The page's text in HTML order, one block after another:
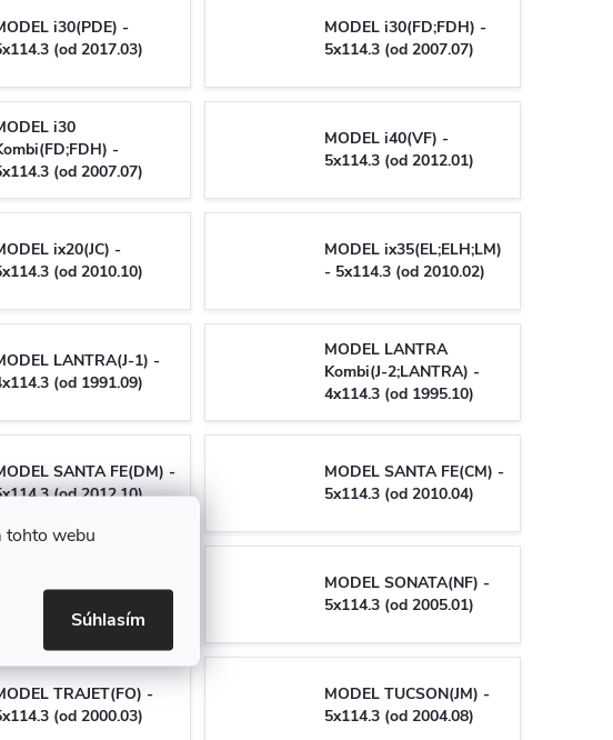
tohto webu
Súhlasím
i30(PDE) -
(od 2017.03)
MODEL i30(FD;FDH) -
5x114.3 (od 2007.07)
i30
-
(od 2007.07)
MODEL i40(VF) -
5x114.3 (od 2012.01)
ix20(JC) -
(od 2010.10)
MODEL ix35(EL;ELH;LM)
- 5x114.3 (od 2010.02)
LANTRA(J-1) -
(od 1991.09)
MODEL LANTRA
Kombi(J-2;LANTRA) -
4x114.3 (od 1995.10)
SANTA FE(DM) -
(od 2012.10)
MODEL SANTA FE(CM) -
5x114.3 (od 2010.04)
200E) - 4x114.3 (od
MODEL SONATA(NF) -
5x114.3 (od 2005.01)
TRAJET(FO) -
(od 2000.03)
MODEL TUCSON(JM) -
5x114.3 (od 2004.08)